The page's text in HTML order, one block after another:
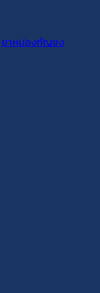
ยาหม่องกัญชง